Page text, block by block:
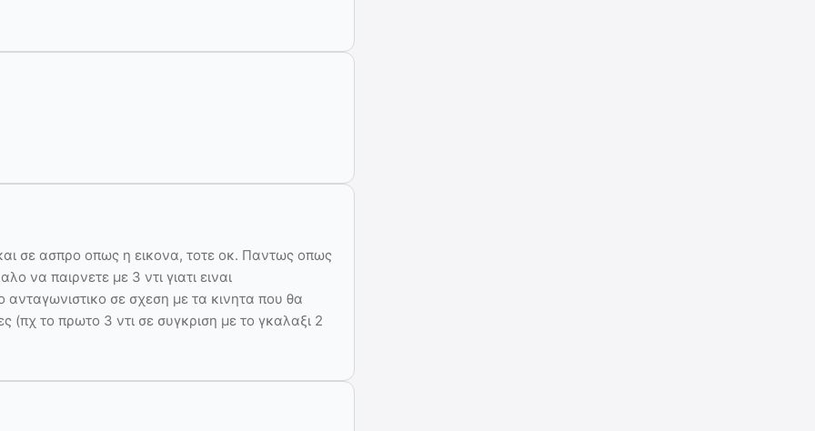
σε ασπρο οπως η εικονα, τοτε οκ. Παντως οπως
να παιρνετε με 3 ντι γιατι ειναι
ανταγωνιστικο σε σχεση με τα κινητα που θα
(πχ το πρωτο 3 ντι σε συγκριση με το γκαλαξι 2